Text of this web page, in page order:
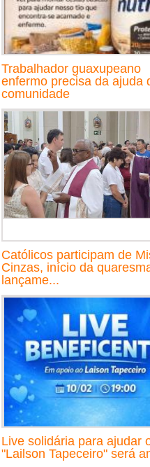
Trabalhador guaxupeano
enfermo precisa da ajuda
comunidade
Católicos participam de
Cinzas, início da
lançame...
Live solidária para ajudar
"Lailson Tapeceiro" será